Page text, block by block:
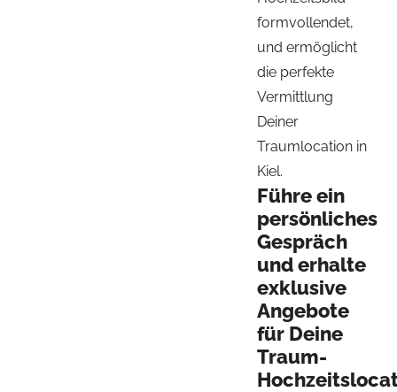
formvollendet,
und ermöglicht
die perfekte
Vermittlung
Deiner
Traumlocation in
Kiel.
Führe ein
persönliches
Gespräch
und erhalte
exklusive
Angebote
für Deine
Traum-